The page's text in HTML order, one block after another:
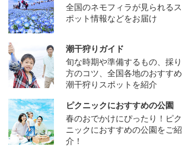
全国のネモフィラが見られるス
ポット情報などをお届け
潮干狩りガイド
旬な時期や準備するもの、採り
方のコツ、全国各地のおすすめ
潮干狩りスポットを紹介
ピクニックにおすすめの公園
春のおでかけにぴったり！ピク
ニックにおすすめの公園をご紹
介！